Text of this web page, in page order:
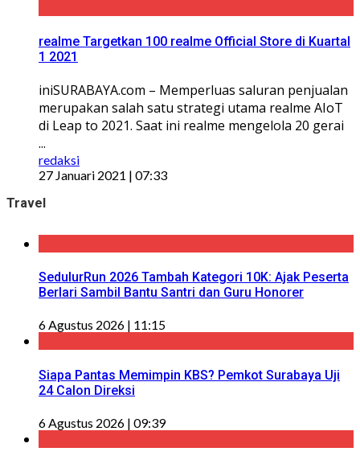
realme Targetkan 100 realme Official Store di Kuartal
1 2021
iniSURABAYA.com – Memperluas saluran penjualan
merupakan salah satu strategi utama realme AIoT
di Leap to 2021. Saat ini realme mengelola 20 gerai
...
redaksi
27 Januari 2021 | 07:33
Travel
SedulurRun 2026 Tambah Kategori 10K: Ajak Peserta
Berlari Sambil Bantu Santri dan Guru Honorer
6 Agustus 2026 | 11:15
Siapa Pantas Memimpin KBS? Pemkot Surabaya Uji
24 Calon Direksi
6 Agustus 2026 | 09:39